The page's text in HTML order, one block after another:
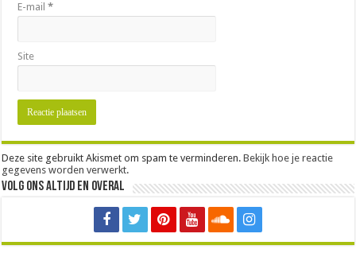
E-mail*
Site
Deze site gebruikt Akismet om spam te verminderen.Bekijk hoe je reactie
gegevens worden verwerkt.
Volg ons altijd en overal